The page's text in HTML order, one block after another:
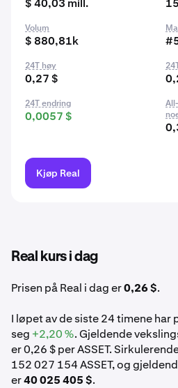
$ 40,03 mill.
Volum
$ 880,81k
24T høy
0,27 $
24T endring
0,0057 $
Kjøp Real
Real kurs i dag
Prisen på Real i dag er0,26 $.
I løpet av de siste 24 timene har
seg +2,20 %. Gjeldende
er 0,26 $ per ASSET.
152 027 154 ASSET, og
er40 025 405 $.